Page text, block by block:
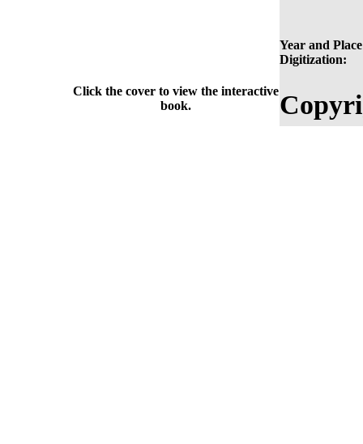
Year and
Digitization:
Click the cover to view the interactive
book.